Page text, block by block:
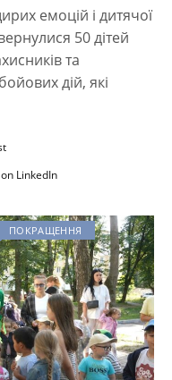
емоцій і дитячої
50 дітей
та
дій, які
ПОКРАЩЕННЯ